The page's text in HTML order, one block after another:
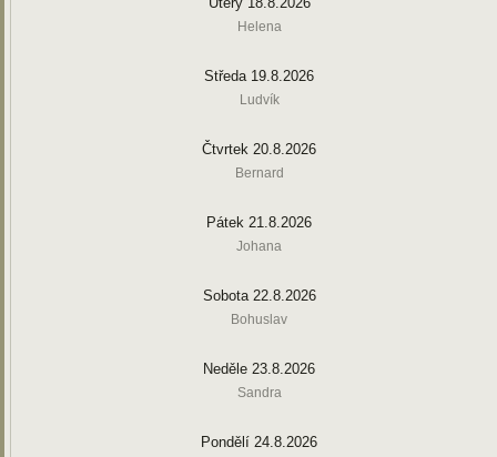
Helena
Středa 19.8.2026
Ludvík
Čtvrtek 20.8.2026
Bernard
Pátek 21.8.2026
Johana
Sobota 22.8.2026
Bohuslav
Neděle 23.8.2026
Sandra
Pondělí 24.8.2026